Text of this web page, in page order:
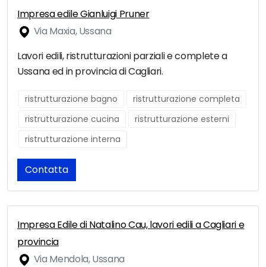
Impresa edile Gianluigi Pruner
Via Maxia, Ussana
Lavori edili, ristrutturazioni parziali e complete a
Ussana ed in provincia di Cagliari.
ristrutturazione bagno
ristrutturazione completa
ristrutturazione cucina
ristrutturazione esterni
ristrutturazione interna
Contatta
Impresa Edile di Natalino Cau, lavori edili a Cagliari e
provincia
Via Mendola, Ussana